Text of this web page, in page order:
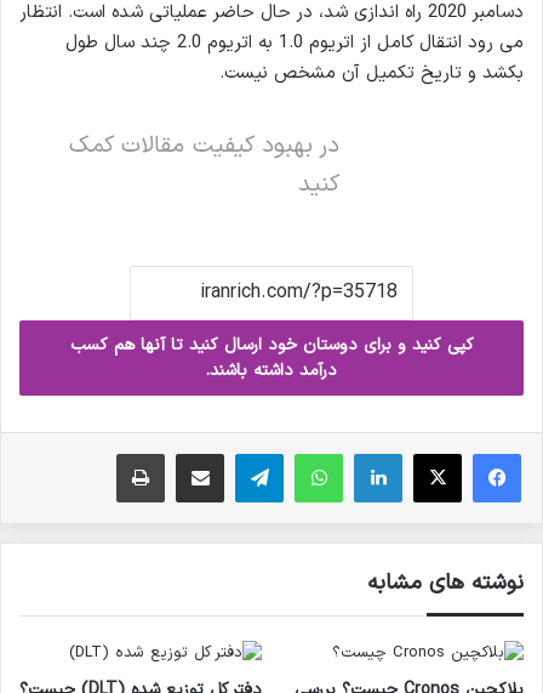
دسامبر 2020 راه اندازی شد، در حال حاضر عملیاتی شده است. انتظار
می رود انتقال کامل از اتریوم 1.0 به اتریوم 2.0 چند سال طول
بکشد و تاریخ تکمیل آن مشخص نیست.
در بهبود کیفیت مقالات کمک
کنید
کپی کنید و برای دوستان خود ارسال کنید تا آنها هم کسب
درآمد داشته باشند.
فیس بوک X لینکدین واتس آپ تلگرام ارسال ایمیل چاپ
نوشته های مشابه